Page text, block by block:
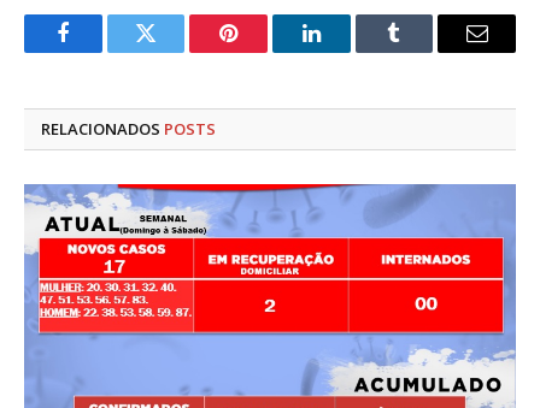
FacebookTwitter Pinterest LinkedInTumblr
E-
RELACIONADOS POSTS